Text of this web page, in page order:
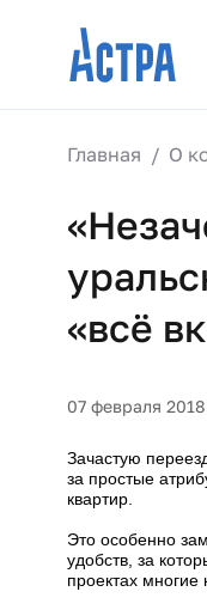
Главная О
«всё
07 февраля 2018
Зачастую
за простые
квартир.
Это особенно
удобств, за
проектах